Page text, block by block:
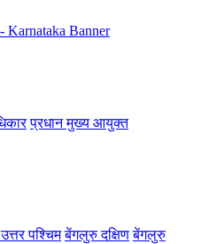
प्रधान मुख्य आयुक्त
पश्चिम बेंगलुरु दक्षिण बेंगलुरु